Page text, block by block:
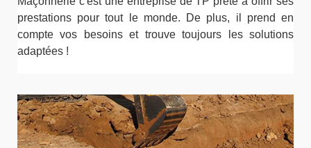
prestations pour tout le monde. De plus, il prend en
compte vos besoins et trouve toujours les solutions
adaptées !